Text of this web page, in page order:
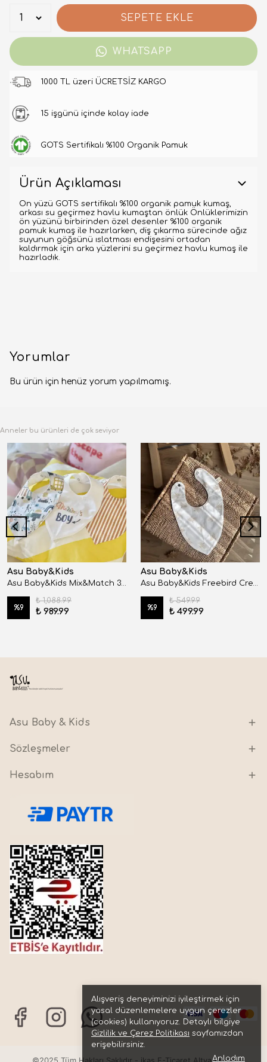
Alışveriş deneyiminizi iyileştirmek için
yasal düzenlemelere uygun çerezler
(cookies) kullanıyoruz. Detaylı bilgiye
Gizlilik ve Çerez Politikası sayfamızdan
erişebilirsiniz.
Anladım
SEPETE EKLE
WHATSAPP
1000 TL üzeri ÜCRETSİZ KARGO
15 işgünü içinde kolay iade
GOTS Sertifikalı %100 Organik Pamuk
Ürün Açıklaması
Ön yüzü GOTS sertifikalı %100 organik pamuk kumaş,
arkası su geçirmez havlu kumaştan önlük Önlüklerimizin
ön yüzünü birbirinden özel desenler %100 organik
pamuk kumaş ile hazırlarken, diş çıkarma sürecinde ağız
suyunun göğsünü ıslatması endişesini ortadan
kaldırmak için arka yüzlerini su geçirmez havlu kumaş ile
hazırladık.
Yorumlar
Bu ürün için henüz yorum yapılmamış.
Anneler bu ürünleri de çok seviyor
Asu Baby&Kids
Asu Baby&Kids Mix&Match 3'lü Organik Pamuk Traffic Mommy
%9
₺ 1,088.99
₺ 989.99
Asu Baby&Kids
Asu Baby&Kids Freebird Cream Organik Pamuk Önlük
%9
₺ 549.99
₺ 499.99
Asu Baby & Kids
Sözleşmeler
Hesabım